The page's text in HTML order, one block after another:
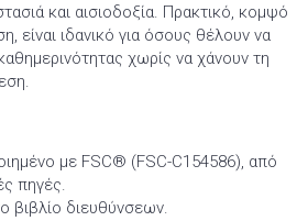
και αισιοδοξία. Πρακτικό, κομψό
είναι ιδανικό για όσους θέλουν να
χωρίς να χάνουν τη
με FSC® (FSC-C154586), από
πηγές.
βιβλίο διευθύνσεων.